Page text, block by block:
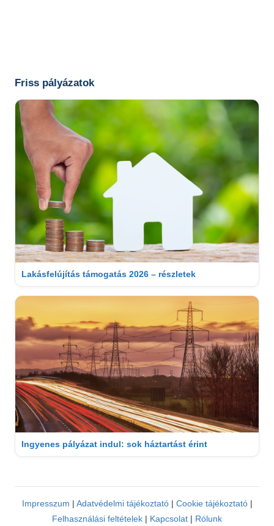
Friss pályázatok
Lakásfelújítás támogatás 2026 – részletek
Ingyenes pályázat indul: sok háztartást érint
Impresszum | Adatvédelmi tájékoztató| Cookie tájékoztató|
Felhasználási feltételek | Kapcsolat | Rólunk